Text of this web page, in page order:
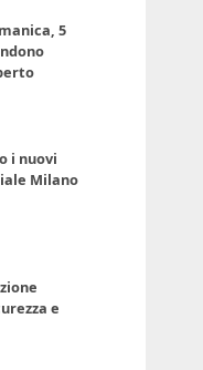
5
i nuovi
Milano
e